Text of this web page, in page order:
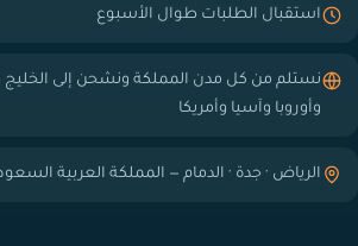
استقبال الطلبات طوال الأسبوع
نستلم من كل مدن المملكة ونشحن إلى الخليج
وأوروبا وآسيا وأمريكا
الرياض · جدة · الدمام — المملكة العربية